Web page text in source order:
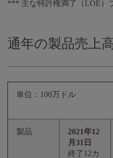
*** 主な特許権満了（LOE）
通年の製品売上
単位：100万ドル
製品
2021年12
月31日
終了12カ